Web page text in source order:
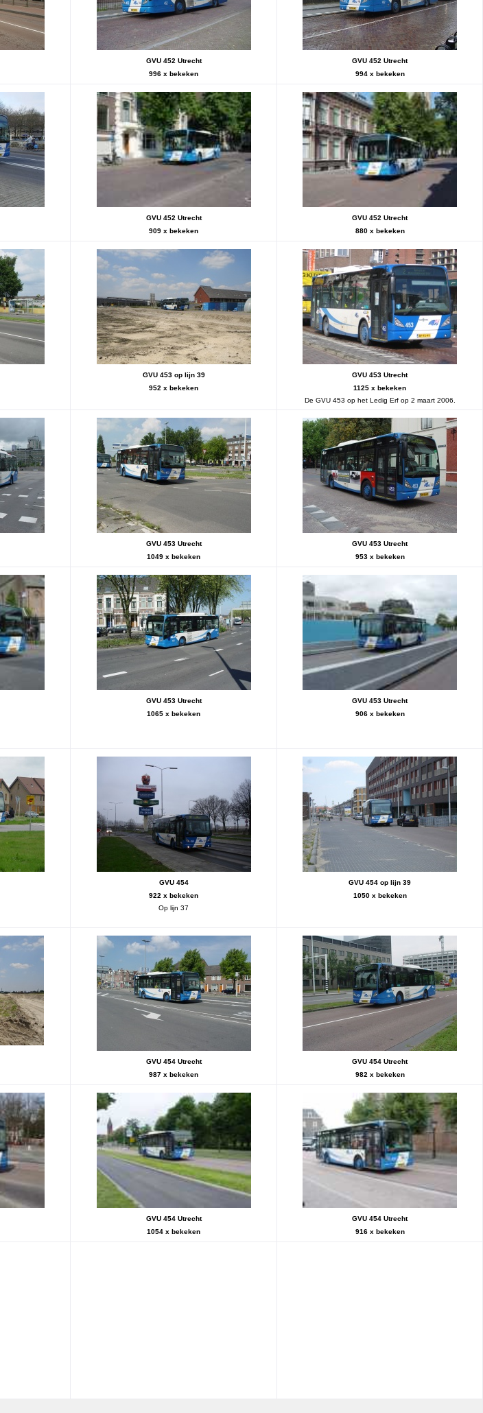
GVU 452 Utrecht
996 x bekeken
GVU 452 Utrecht
994 x bekeken
GVU 452 Utrecht
909 x bekeken
GVU 452 Utrecht
880 x bekeken
GVU 453 op lijn 39
952 x bekeken
GVU 453 Utrecht
1125 x bekeken
De GVU 453 op het Ledig Erf op 2 maart 2006.
GVU 453 Utrecht
1049 x bekeken
GVU 453 Utrecht
953 x bekeken
GVU 453 Utrecht
1065 x bekeken
GVU 453 Utrecht
906 x bekeken
GVU 454
922 x bekeken
Op lijn 37
GVU 454 op lijn 39
1050 x bekeken
GVU 454 Utrecht
987 x bekeken
GVU 454 Utrecht
982 x bekeken
GVU 454 Utrecht
1054 x bekeken
GVU 454 Utrecht
916 x bekeken